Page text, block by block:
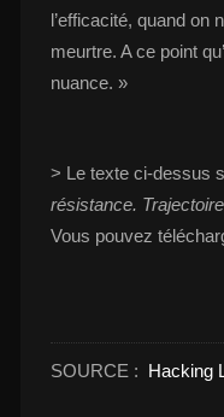
l’efficacité, quand on
meurtre. A ce point
nuance. »
> Le texte ci-dessus
résistance.
Vous pouvez
SOURCE : Hacking